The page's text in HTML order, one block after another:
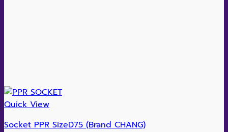
Quick View
Socket PPR SizeD75 (Brand CHANG)